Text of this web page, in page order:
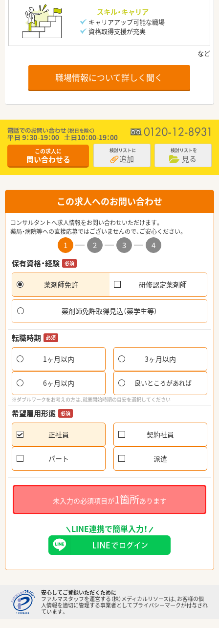
スキル・キャリア
キャリアアップ可能な職場
資格取得支援が充実
職場情報について詳しく聞く
この求人に
問い合わせる
検討リストに
追加
検討リストを
見る
この求人へのお問い合わせ
コンサルタントへ求人情報をお問い合わせいただけます。
薬局・病院等への直接応募ではございませんので、ご安心ください。
1 2 3
4
保有資格・経験
必須
薬剤師免許 研修認定薬剤師
薬剤師免許取得見込（薬学生等）
転職時期 必須
1ヶ月以内 3ヶ月以内
6ヶ月以内 良いところがあれば
※ダブルワークをお考えの方は、就業開始時期の目安を選択してください
希望雇用形態 必須
正社員 契約社員
パート 派遣
未入力の必須項目が1箇所あります
LINE連携で簡単入力！
安心してご登録いただくために
ファルマスタッフを運営する（株）メディカルリソースは、お客様の個
人情報を適切に管理する事業者としてプライバシーマークが付与され
ています。